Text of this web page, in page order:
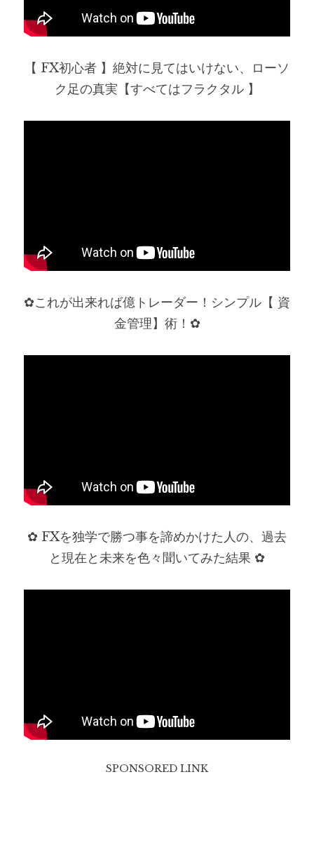
【 FX初心者 】絶対に見てはいけない、ローソ
ク足の真実【すべてはフラクタル 】
✿これが出来れば億トレーダー！シンプル【 資
金管理】術！✿
✿ FXを独学で勝つ事を諦めかけた人の、過去
と現在と未来を色々聞いてみた結果 ✿
SPONSORED LINK